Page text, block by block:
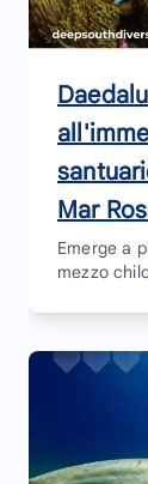
Mar
Emerge a
mezzo